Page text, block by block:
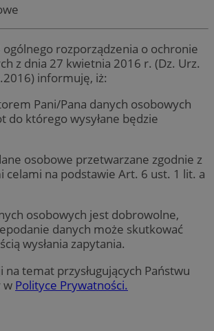
rozporządzenia o ochronie
z dnia 27 kwietnia 2016 r. (Dz. Urz.
informuję, iż:
Pani/Pana danych osobowych
do którego wysyłane będzie
osobowe przetwarzane zgodnie z
celami na podstawie Art. 6 ust. 1 lit. a
osobowych jest dobrowolne,
danych może skutkować
wysłania zapytania.
temat przysługujących Państwu
w Polityce Prywatności.